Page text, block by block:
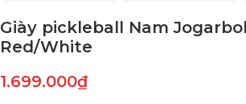
Giày pickleball Nam
Red/White
1.699.000₫